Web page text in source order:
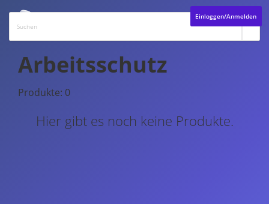
Einloggen/Anmelden
Arbeitsschutz
Produkte: 0
Hier gibt es noch keine Produkte.